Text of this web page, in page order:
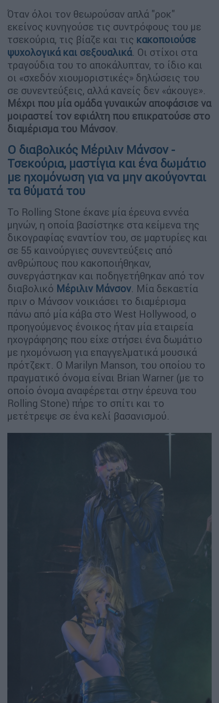
Όταν όλοι τον θεωρούσαν απλά "ροκ"
εκείνος κυνηγούσε τις συντρόφους του με
τσεκούρια, τις βίαζε και τις κακοποιούσε
ψυχολογικά και σεξουαλικά. Οι στίχοι στα
τραγούδια του το αποκάλυπταν, το ίδιο και
οι «σχεδόν χιουμοριστικές» δηλώσεις του
σε συνεντεύξεις, αλλά κανείς δεν «άκουγε».
Μέχρι που μία ομάδα γυναικών αποφάσισε να
μοιραστεί τον εφιάλτη που επικρατούσε στο
διαμέρισμα του Μάνσον.
Ο διαβολικός Μέριλιν Μάνσον -
Τσεκούρια, μαστίγια και ένα δωμάτιο
με ηχομόνωση για να μην ακούγονται
τα θύματά του
Το Rolling Stone έκανε μία έρευνα εννέα
μηνών, η οποία βασίστηκε στα κείμενα της
δικογραφίας εναντίον του, σε μαρτυρίες και
σε 55 καινούργιες συνεντεύξεις από
ανθρώπους που κακοποιήθηκαν,
συνεργάστηκαν και ποδηγετήθηκαν από τον
διαβολικό Μέριλιν Μάνσον. Μία δεκαετία
πριν ο Μάνσον νοικιάσει το διαμέρισμα
πάνω από μία κάβα στο West Hollywood, ο
προηγούμενος ένοικος ήταν μία εταιρεία
ηχογράφησης που είχε στήσει ένα δωμάτιο
με ηχομόνωση για επαγγελματικά μουσικά
πρότζεκτ. Ο Marilyn Manson, του οποίου το
πραγματικό όνομα είναι Brian Warner (με το
οποίο όνομα αναφέρεται στην έρευνα του
Rolling Stone) πήρε το σπίτι και το
μετέτρεψε σε ένα κελί βασανισμού.